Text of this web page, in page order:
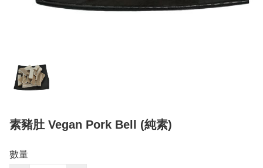
素豬肚 Vegan Pork Bell (純素)
數量